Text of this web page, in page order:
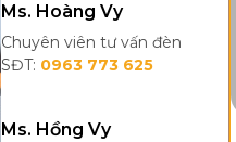
Ms. Hoàng Vy
Chuyên viên tư vấn đèn
SĐT: 0963 773 625
Ms. Hồng Vy